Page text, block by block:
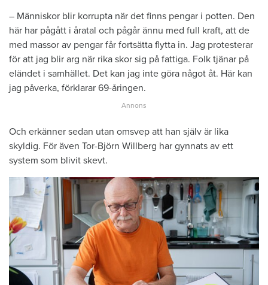
– Människor blir korrupta när det finns pengar i potten. Den
här har pågått i åratal och pågår ännu med full kraft, att de
med massor av pengar får fortsätta flytta in. Jag protesterar
för att jag blir arg när rika skor sig på fattiga. Folk tjänar på
eländet i samhället. Det kan jag inte göra något åt. Här kan
jag påverka, förklarar 69-åringen.
Och erkänner sedan utan omsvep att han själv är lika
skyldig. För även Tor-Björn Willberg har gynnats av ett
system som blivit skevt.